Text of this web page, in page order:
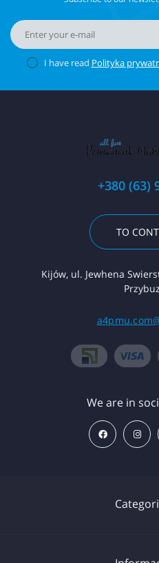
I have read Polityka
+380 (63)
TO
Kijów, ul. Jewhena
We are in